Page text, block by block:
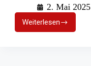
2. Mai 2025
Weiterlesen
Stärkt
der